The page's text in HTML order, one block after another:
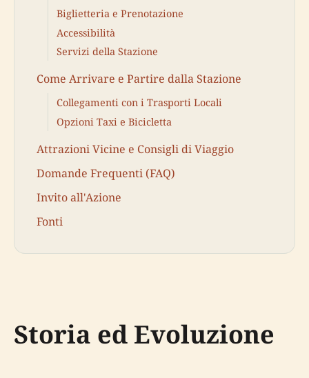
Biglietteria e Prenotazione
Accessibilità
Servizi della Stazione
Come Arrivare e Partire dalla Stazione
Collegamenti con i Trasporti Locali
Opzioni Taxi e Bicicletta
Attrazioni Vicine e Consigli di Viaggio
Domande Frequenti (FAQ)
Invito all'Azione
Fonti
Storia ed Evoluzione